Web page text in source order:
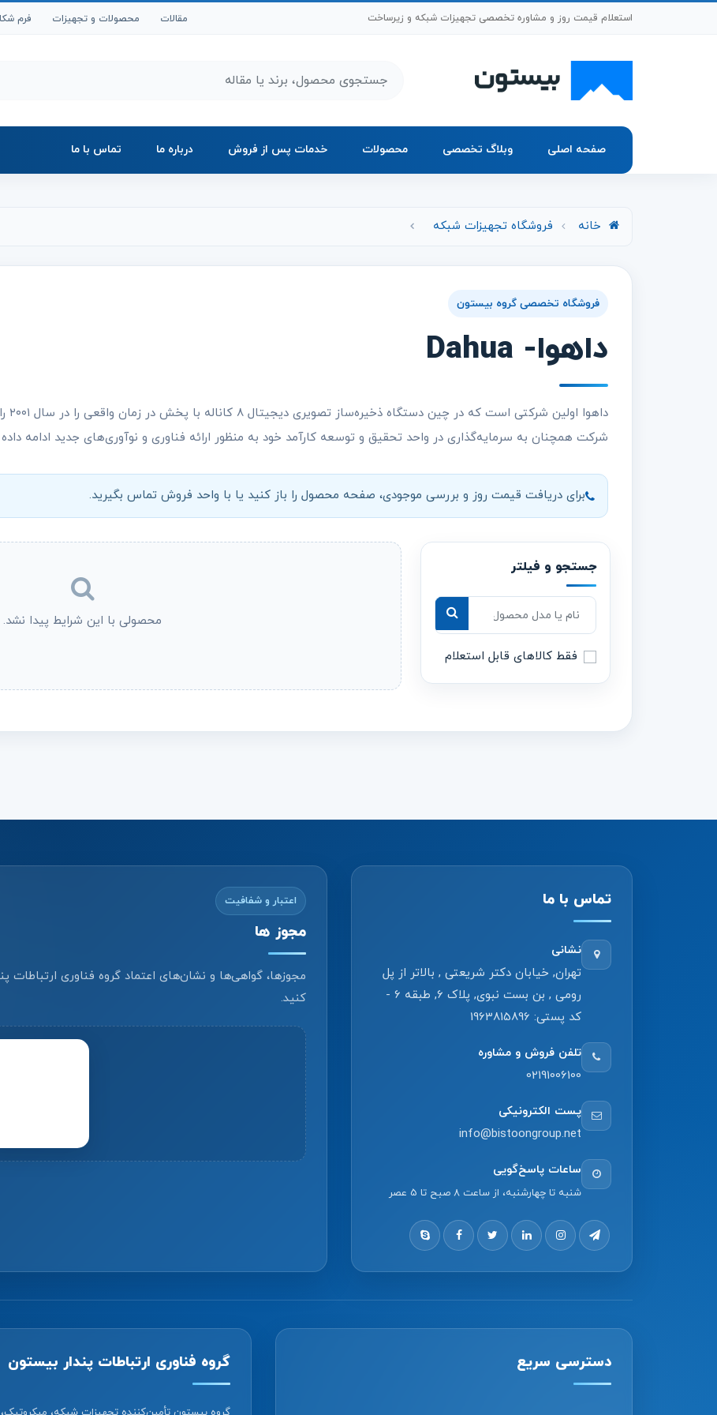
پرش به محتوای اصلیاستعلام قیمت روز و مشاوره تخصصی تجهیزات شبکه و زیرساخت مقالات محصولات و تجهیزات فرم
صفحه اصلی وبلاگ تخصصی محصولات خدمات پس از فروش درباره ما تماس با ما
خانه فروشگاه تجهیزات شبکه
فروشگاه تخصصی گروه بیستون
داهوا- Dahua
شرکت همچنان به سرمایه‌گذاری در واحد تحقیق و توسعه کارآمد خود به منظور ارائه فناوری و نوآوری‌های جدید ادامه
برای دریافت قیمت روز و بررسی موجودی، صفحه محصول را باز کنید یا با واحد فروش تماس بگیرید.
جستجو و فیلتر
جستجوی محصول
فقط کالاهای قابل استعلام
محصولی با این شرایط پیدا نشد.
تماس با ما
نشانی
تهران, خیابان دکتر شریعتی , بالاتر از پل
رومی , بن بست نبوی, پلاک 6, طبقه 6 -
کد پستی: 1963815896
تلفن فروش و مشاوره
02191006100
پست الکترونیکی
info@bistoongroup.net
ساعات پاسخ‌گویی
شنبه تا چهارشنبه، از ساعت 8 صبح تا 5 عصر
اعتبار و شفافیت
مجوز ها
مجوزها، گواهی‌ها و نشان‌های اعتماد گروه فناوری
کنید.
دسترسی سریع گروه فناوری ارتباطات پندار بیستون